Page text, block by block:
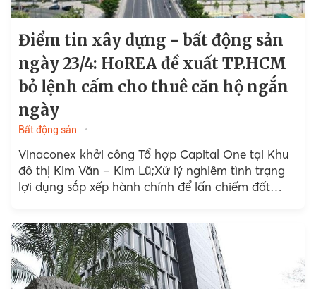
Điểm tin xây dựng - bất động sản
ngày 23/4: HoREA đề xuất TP.HCM
bỏ lệnh cấm cho thuê căn hộ ngắn
ngày
Bất động sản
Vinaconex khởi công Tổ hợp Capital One tại Khu
đô thị Kim Văn – Kim Lũ;Xử lý nghiêm tình trạng
lợi dụng sắp xếp hành chính để lấn chiếm đất